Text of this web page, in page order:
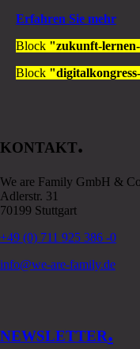
Erfahren Sie mehr
Block "zukunft-
Block
KONTAKT.
We are Family GmbH &
Adlerstr. 31
70199 Stuttgart
+49 (0) 711 925 386 -0
info@we-are-family.de
NEWSLETTER.